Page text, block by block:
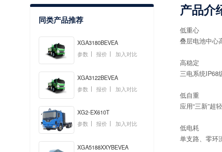
同类产品推荐
XGA3180BEVEA
参数
报价 加入对比
XGA3122BEVEA
参数
报价 加入对比
XG2-EX610T
参数
报价 加入对比
XGA5188XXYBEVEA
产品介
低重心
叠层电池中心
高稳定
三电系统IP68
低自重
应用“三新”超
低电耗
单支路、零环